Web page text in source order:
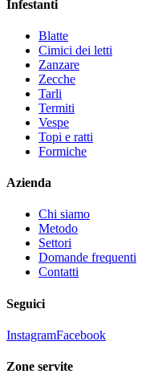
Infestanti
Blatte
Cimici dei letti
Zanzare
Zecche
Tarli
Termiti
Vespe
Topi e ratti
Formiche
Azienda
Chi siamo
Metodo
Settori
Domande frequenti
Contatti
Seguici
InstagramFacebook
Zone servite